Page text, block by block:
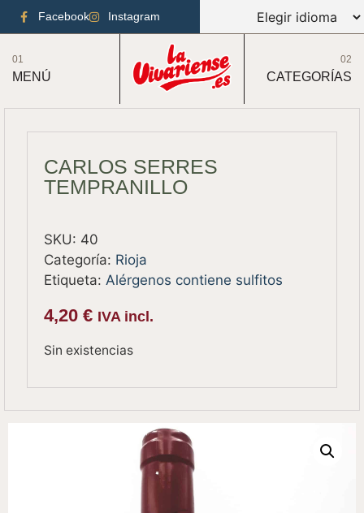
Facebook Instagram
01
MENÚ
02
CATEGORÍAS
CARLOS SERRES
TEMPRANILLO
SKU: 40
Categoría: Rioja
Etiqueta: Alérgenos contiene sulfitos
4,20€ IVA incl.
Sin existencias